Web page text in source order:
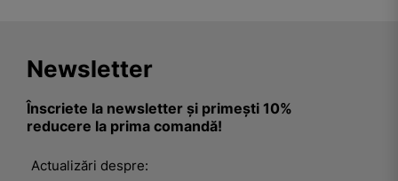
Newsletter
Înscriete la newsletter și primești 10%
reducere la prima comandă!
Actualizări despre: